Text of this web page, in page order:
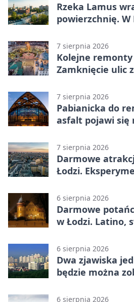
Rzeka Lamus
powierzchnię.
7 sierpnia 2026
Kolejne
Zamknięcie ulic
7 sierpnia 2026
Pabianicka do
asfalt pojawi się
7 sierpnia 2026
Darmowe
Łodzi.
6 sierpnia 2026
Darmowe
w Łodzi. Latino,
6 sierpnia 2026
Dwa zjawiska
będzie można
6 sierpnia 2026